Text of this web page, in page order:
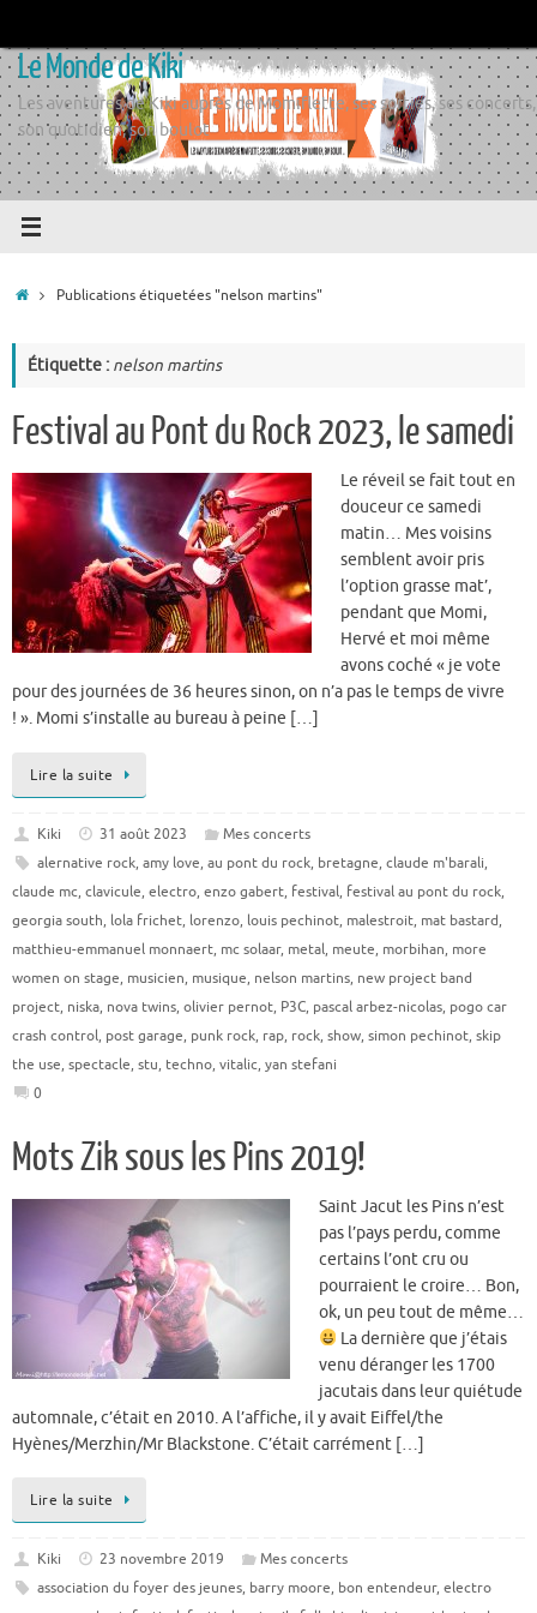
contenu
Le Monde de Kiki
Les aventures de Kiki auprès de Momiflette, ses sorties, ses concerts,
son quotidien, son boulot
AccueilPublications étiquetées "nelson martins"
Étiquette : nelson martins
Festival au Pont du Rock 2023, le samedi
Le réveil se fait tout en
douceur ce samedi
matin… Mes voisins
semblent avoir pris
l’option grasse mat’,
pendant que Momi,
Hervé et moi même
avons coché « je vote
pour des journées de 36 heures sinon, on n’a pas le temps de vivre
! ». Momi s’installe au bureau à peine […]
Lire la suite
Kiki 31 août 2023
Mes concerts
alernative rock, amy love, au pont du rock, bretagne, claude m'barali,
claude mc, clavicule, electro, enzo gabert, festival, festival au pont du rock,
georgia south, lola frichet, lorenzo, louis pechinot, malestroit, mat bastard,
matthieu-emmanuel monnaert, mc solaar, metal, meute, morbihan, more
women on stage, musicien, musique, nelson martins, new project band
project, niska, nova twins, olivier pernot, P3C, pascal arbez-nicolas, pogo car
crash control, post garage, punk rock, rap, rock, show, simon pechinot, skip
the use, spectacle, stu, techno, vitalic, yan stefani
0
Mots Zik sous les Pins 2019!
Saint Jacut les Pins n’est
pas l’pays perdu, comme
certains l’ont cru ou
pourraient le croire… Bon,
ok, un peu tout de même…
La dernière que j’étais
venu déranger les 1700
jacutais dans leur quiétude
automnale, c’était en 2010. A l’affiche, il y avait Eiffel/the
Hyènes/Merzhin/Mr Blackstone. C’était carrément […]
Lire la suite
Kiki 23 novembre 2019
Mes concerts
association du foyer des jeunes, barry moore, bon entendeur, electro